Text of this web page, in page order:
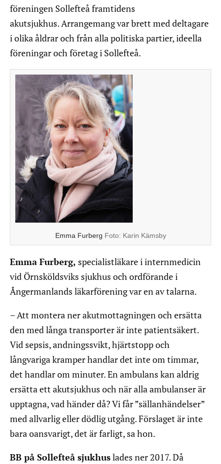
föreningen Sollefteå framtidens
akutsjukhus. Arrangemang var brett med deltagare
i olika åldrar och från alla politiska partier, ideella
föreningar och företag i Sollefteå.
Emma Furberg Foto: Karin Kämsby
Emma Furberg, specialistläkare i internmedicin
vid Örnsköldsviks sjukhus och ordförande i
Ångermanlands läkarförening var en av talarna.
– Att montera ner akutmottagningen och ersätta
den med långa transporter är inte patientsäkert.
Vid sepsis, andningssvikt, hjärtstopp och
långvariga kramper handlar det inte om timmar,
det handlar om minuter. En ambulans kan aldrig
ersätta ett akutsjukhus och när alla ambulanser är
upptagna, vad händer då? Vi får ”sällanhändelser”
med allvarlig eller dödlig utgång. Förslaget är inte
bara oansvarigt, det är farligt, sa hon.
BB på Sollefteå sjukhuslades ner 2017. Då